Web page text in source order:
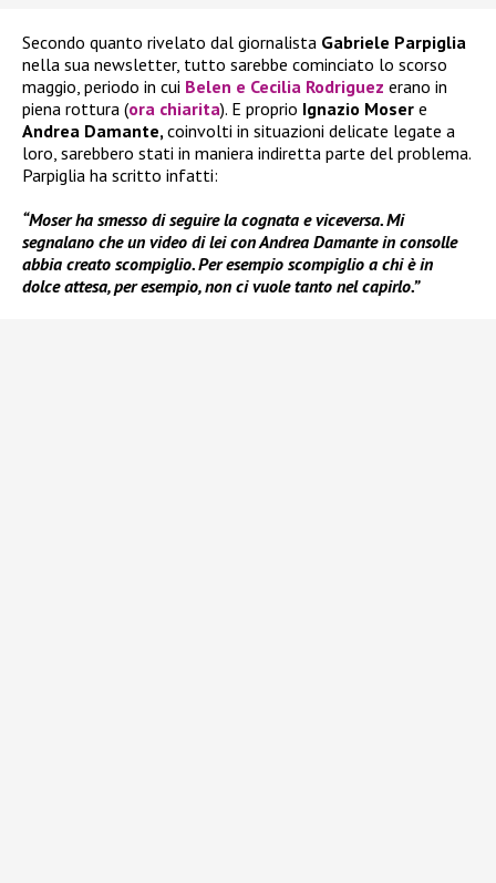
Secondo quanto rivelato dal giornalista Gabriele Parpiglia
nella sua newsletter, tutto sarebbe cominciato lo scorso
maggio, periodo in cui Belen e Cecilia Rodriguez erano in
piena rottura (ora chiarita). E proprio Ignazio Moser e
Andrea Damante,coinvolti in situazioni delicate legate a
loro, sarebbero stati in maniera indiretta parte del problema.
Parpiglia ha scritto infatti:
“Moser ha smesso di seguire la cognata e viceversa. Mi
segnalano che un video di lei con Andrea Damante in consolle
abbia creato scompiglio. Per esempio scompiglio a chi è in
dolce attesa, per esempio, non ci vuole tanto nel capirlo.”